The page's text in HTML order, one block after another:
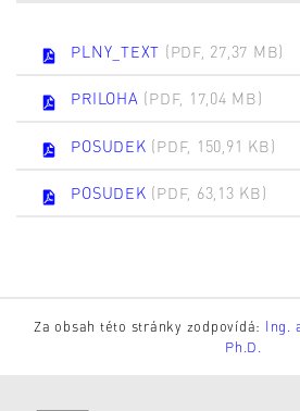
PLNY_TEXT (PDF, 27,37 MB)
PRILOHA (PDF, 17,04 MB)
POSUDEK (PDF, 150,91 KB)
POSUDEK (PDF, 63,13 KB)
Za obsah této stránky zodpovídá: Ing.
Ph.D.